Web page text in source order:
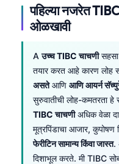
पहिल्या नजरेत
ओळखावी
Aउच्च TIBC चाचणीसहसा
तयार करत आहे कारण लोह
असतेआणि आणि आयर्न
सुरुवातीची लोह-कमतरता हे
TIBC चाचणीअधिक वेळा
मूत्रपिंडाचा आजार, कुपोषण
फेरीटिन सामान्य किंवा जास्त.
दिशाभूल करते. मी TIBC